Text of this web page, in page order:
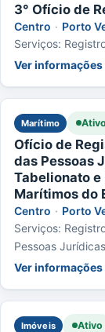
3° Ofício de
Centro · Porto
Serviços:
Ver
Marítimo
Ofício de
das Pessoas
Tabelionato
Marítimos do
Centro · Porto
Serviços:
Pessoas
Ver
Imóveis Ativo